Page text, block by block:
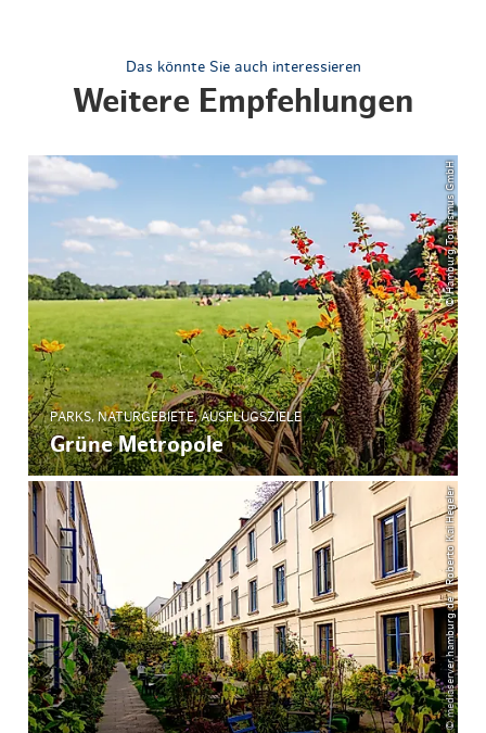
Das könnte Sie auch interessieren
Weitere Empfehlungen
© Hamburg Tourismus GmbH
PARKS, NATURGEBIETE, AUSFLUGSZIELE
Grüne Metropole
© mediaserver.hamburg.de / Roberto Kai Hegeler